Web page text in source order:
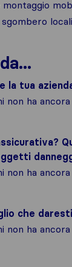
la tua
non ha
non ha
che
non ha